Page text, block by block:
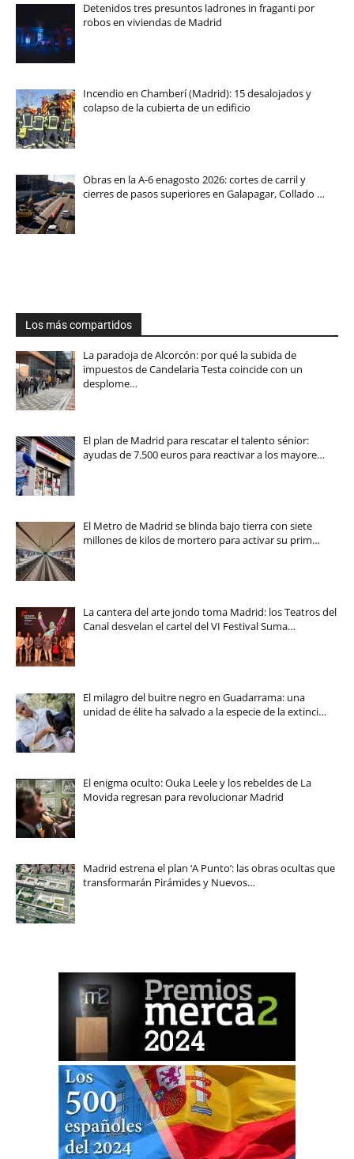
Detenidos tres presuntos ladrones in fraganti por
robos en viviendas de Madrid
Incendio en Chamberí (Madrid): 15 desalojados y
colapso de la cubierta de un edificio
Obras en la A-6 enagosto 2026: cortes de carril y
cierres de pasos superiores en Galapagar, Collado …
Los más compartidos
La paradoja de Alcorcón: por qué la subida de
impuestos de Candelaria Testa coincide con un
desplome…
El plan de Madrid para rescatar el talento sénior:
ayudas de 7.500 euros para reactivar a los mayore…
El Metro de Madrid se blinda bajo tierra con siete
millones de kilos de mortero para activar su prim…
La cantera del arte jondo toma Madrid: los Teatros del
Canal desvelan el cartel del VI Festival Suma…
El milagro del buitre negro en Guadarrama: una
unidad de élite ha salvado a la especie de la extinci…
El enigma oculto: Ouka Leele y los rebeldes de La
Movida regresan para revolucionar Madrid
Madrid estrena el plan ‘A Punto’: las obras ocultas que
transformarán Pirámides y Nuevos…